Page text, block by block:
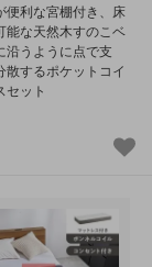
便利な宮棚付き、床
能な天然木すのこベ
沿うように点で支
散するポケットコイ
セット